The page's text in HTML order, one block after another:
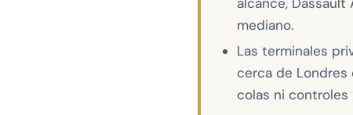
mediano.
Las terminales
cerca de Londres
colas ni controles